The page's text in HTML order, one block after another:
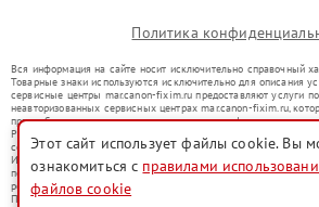
Политика
Вся информация на сайте носит исключительно справочный
Товарные знаки используются исключительно для описания
сервисные центры mar.canon-fixim.ru предоставляют услуги
неавторизованных сервисных центрах mar.canon-fixim.ru,
правообладателями товарных знаков или их официальными
Ремонт осуществляется для устройств, уже введенных в
со статьей 1487 ГК РФ.
Использование товарных знаков не преследует цели
потребителей в заблуждение, а служит для информирования о
ремонту техники указанных брендов.
Представленная на сайте информация не является публичной
Этот сайт использует файлы cookie. Вы
ознакомиться с правилами
файлов cookie